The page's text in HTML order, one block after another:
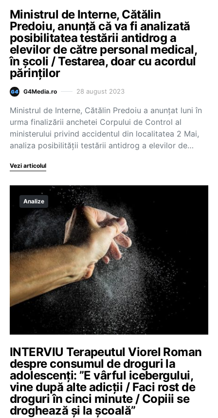
Ministrul de Interne, Cătălin
Predoiu, anunţă că va fi analizată
posibilitatea testării antidrog a
elevilor de către personal medical,
în şcoli / Testarea, doar cu acordul
părinţilor
G4Media.ro 28 august 2023
Ministrul de Interne, Cătălin Predoiu a anunţat luni în
urma finalizării anchetei Corpului de Control al
ministerului privind accidentul din localitatea 2 Mai,
analiza posibilităţii testării antidrog a elevilor de…
Vezi articolul
Analize
INTERVIU Terapeutul Viorel Roman
despre consumul de droguri la
adolescenți: ”E vârful icebergului,
vine după alte adicții / Faci rost de
droguri în cinci minute / Copiii se
droghează și la școală”